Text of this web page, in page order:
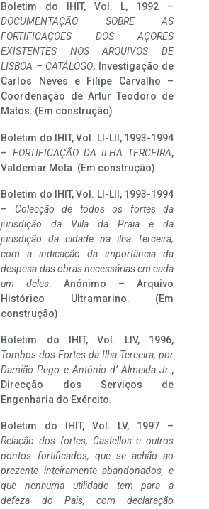
Boletim do IHIT, Vol. L, 1992 –
DOCUMENTAÇÃO SOBRE AS
FORTIFICAÇÕES DOS AÇORES
EXISTENTES NOS ARQUIVOS DE
LISBOA – CATÁLOGO, Investigação de
Carlos Neves e Filipe Carvalho –
Coordenação de Artur Teodoro de
Matos. (Em construção)
Boletim do IHIT, Vol. LI-LII, 1993-1994
– FORTIFICAÇÃO DA ILHA TERCEIRA,
Valdemar Mota. (Em construção)
Boletim do IHIT, Vol. LI-LII, 1993-1994
– Colecção de todos os fortes da
jurisdição da Villa da Praia e da
jurisdição da cidade na ilha Terceira,
com a indicação da importância da
despesa das obras necessárias em cada
um deles. Anónimo – Arquivo
Histórico Ultramarino. (Em
construção)
Boletim do IHIT, Vol. LIV, 1996,
Tombos dos Fortes da Ilha Terceira, por
Damião Pego e António d’ Almeida Jr.,
Direcção dos Serviços de
Engenharia do Exército.
Boletim do IHIT, Vol. LV, 1997 –
Relação dos fortes, Castellos e outros
pontos fortificados, que se achão ao
prezente inteiramente abandonados, e
que nenhuma utilidade tem para a
defeza do Pais, com declaração